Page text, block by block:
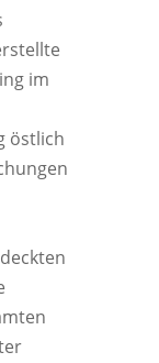
im
östlich